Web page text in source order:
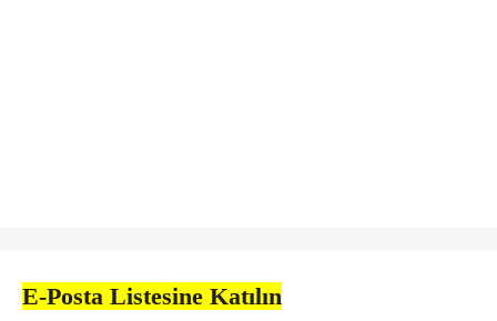
E-Posta Listesine Katılın